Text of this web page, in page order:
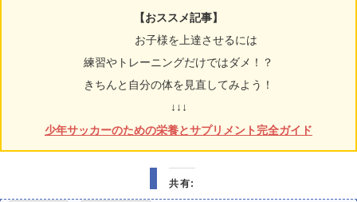
【おススメ記事】
お子様を上達させるには
練習やトレーニングだけではダメ！？
きちんと自分の体を見直してみよう！
↓↓↓
少年サッカーのための栄養とサプリメント完全ガイド
共有: